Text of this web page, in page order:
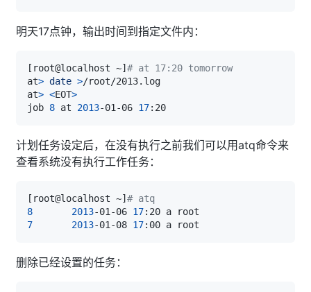
明天17点钟，输出时间到指定文件内：
[ root@localhost ~] # at 17:20 tomorrow
at> date >
at> <EOT>
job 8 at 2013-01-06 17
计划任务设定后，在没有执行之前我们可以用atq命令来
查看系统没有执行工作任务：
[ root@localhost ~] # atq
8
2013-01-06 17
7
2013-01-08 17
删除已经设置的任务：